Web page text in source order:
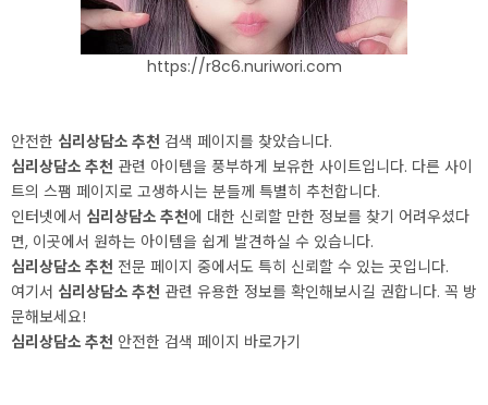
https://r8c6.nuriwori.com
안전한 심리상담소 추천 검색 페이지를 찾았습니다.
심리상담소 추천 관련 아이템을 풍부하게 보유한 사이트입니다. 다른 사이
트의 스팸 페이지로 고생하시는 분들께 특별히 추천합니다.
인터넷에서 심리상담소 추천에 대한 신뢰할 만한 정보를 찾기 어려우셨다
면, 이곳에서 원하는 아이템을 쉽게 발견하실 수 있습니다.
심리상담소 추천 전문 페이지 중에서도 특히 신뢰할 수 있는 곳입니다.
여기서 심리상담소 추천 관련 유용한 정보를 확인해보시길 권합니다. 꼭 방
문해보세요!
심리상담소 추천 안전한 검색 페이지 바로가기